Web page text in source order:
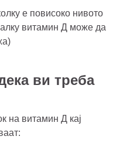
е повисоко нивото
витамин Д може да
ви треба
на витамин Д кај